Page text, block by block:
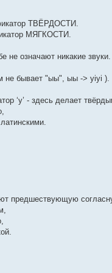
ТВЁРДОСТИ.
МЯГКОСТИ.
не означают никакие звуки.
не бывает "ыы", ыы -> yiyi ).
‘y’ - здесь делает
предшествующую